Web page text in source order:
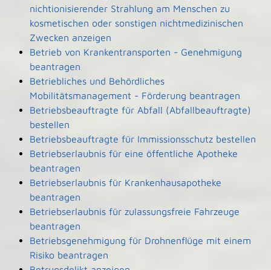
nichtionisierender Strahlung am Menschen zu
kosmetischen oder sonstigen nichtmedizinischen
Zwecken anzeigen
Betrieb von Krankentransporten - Genehmigung
beantragen
Betriebliches und Behördliches
Mobilitätsmanagement - Förderung beantragen
Betriebsbeauftragte für Abfall (Abfallbeauftragte)
bestellen
Betriebsbeauftragte für Immissionsschutz bestellen
Betriebserlaubnis für eine öffentliche Apotheke
beantragen
Betriebserlaubnis für Krankenhausapotheke
beantragen
Betriebserlaubnis für zulassungsfreie Fahrzeuge
beantragen
Betriebsgenehmigung für Drohnenflüge mit einem
Risiko beantragen